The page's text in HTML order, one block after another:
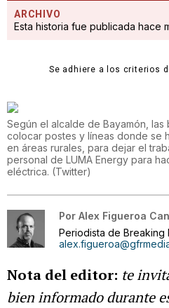
ARCHIVO
Esta historia fue publicada hace
Se adhiere a los criterios
Según el alcalde de Bayamón, las
colocar postes y líneas donde se
en áreas rurales, para dejar el
personal de LUMA Energy para
eléctrica. (Twitter)
Por Alex Figueroa
Periodista de Breaking
Nota del editor: te
bien informado durante